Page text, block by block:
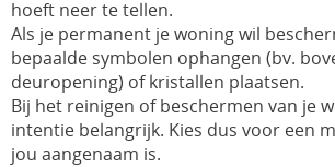
hoeft neer te tellen.
Als je permanent je woning wil
bepaalde symbolen ophangen (bv.
deuropening) of kristallen plaatsen.
Bij het reinigen of beschermen van je
intentie belangrijk. Kies dus voor een
jou aangenaam is.